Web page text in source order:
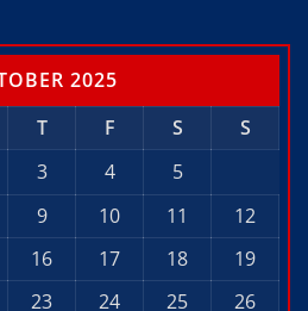
2025
T F S
S
3 4
5
9 10 11
12
16 17 18
19
23 24 25 26